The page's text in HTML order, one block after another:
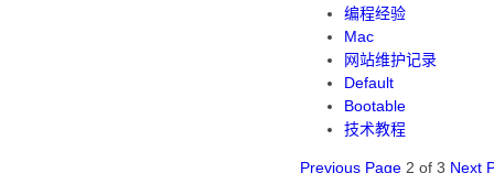
编程经验
Mac
网站维护记录
Default
Bootable
技术教程
Previous Page 2 of 3 Next